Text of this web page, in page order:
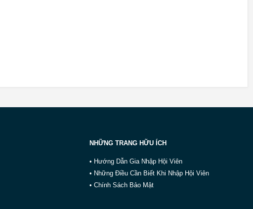
NHỮNG TRANG HỮU ÍCH
• Hướng Dẫn Gia Nhập Hội Viên
• Những Điều Cần Biết Khi Nhập Hội Viên
• Chính Sách Bảo Mật